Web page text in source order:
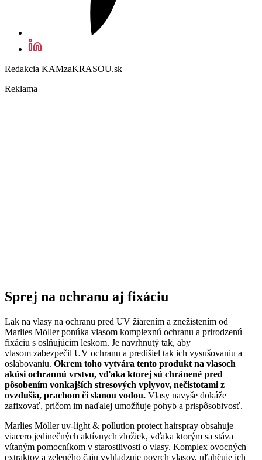
Redakcia KAMzaKRASOU.sk
Reklama
Sprej na ochranu aj fixáciu
Lak na vlasy na ochranu pred UV žiarením a znežistením od
Marlies Möller ponúka vlasom komplexnú ochranu a prirodzenú
fixáciu s oslňujúcim leskom. Je navrhnutý tak, aby
vlasom zabezpečil UV ochranu a predišiel tak ich vysušovaniu a
oslabovaniu. Okrem toho vytvára tento produkt na vlasoch
akúsi ochrannú vrstvu, vďaka ktorej sú chránené pred
pôsobením vonkajších stresových vplyvov, nečistotami z
ovzdušia, prachom či slanou vodou. Vlasy navyše dokáže
zafixovať, pričom im naďalej umožňuje pohyb a prispôsobivosť.
Marlies Möller uv-light & pollution protect hairspray obsahuje
viacero jedinečných aktívnych zložiek, vďaka ktorým sa stáva
vítaným pomocníkom v starostlivosti o vlasy. Komplex ovocných
extraktov a zeleného čaju vyhladzuje povrch vlasov, uľahčuje ich